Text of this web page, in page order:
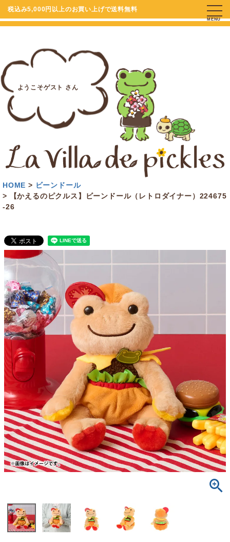
税込み5,000円以上のお買い上げで送料無料
ようこそゲスト さん
MENU
HOME
ビーンドール
【かえるのピクルス】ビーンドール（レトロダイナー）224675
-26